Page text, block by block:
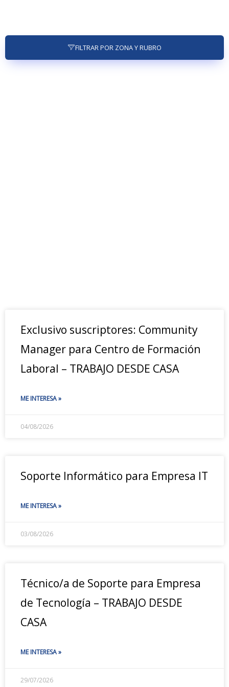
FILTRAR POR ZONA Y RUBRO
Exclusivo suscriptores: Community
Manager para Centro de Formación
Laboral – TRABAJO DESDE CASA
ME INTERESA »
04/08/2026
Soporte Informático para Empresa IT
ME INTERESA »
03/08/2026
Técnico/a de Soporte para Empresa
de Tecnología – TRABAJO DESDE
CASA
ME INTERESA »
29/07/2026